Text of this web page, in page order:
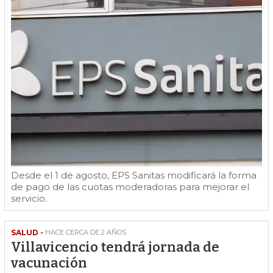
Desde el 1 de agosto, EPS Sanitas modificará la forma
de pago de las cuotas moderadoras para mejorar el
servicio.
SALUD - HACE CERCA DE 2 AÑOS
Villavicencio tendrá jornada de
vacunación